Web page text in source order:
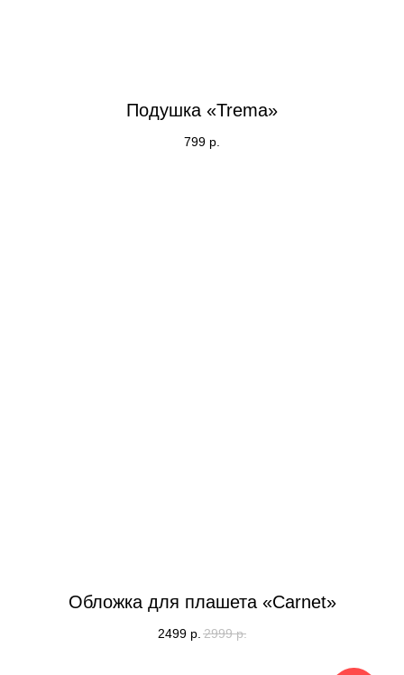
Подушка «Trema»
799 р.
Обложка для плашета «Carnet»
2499 р. 2999 р.